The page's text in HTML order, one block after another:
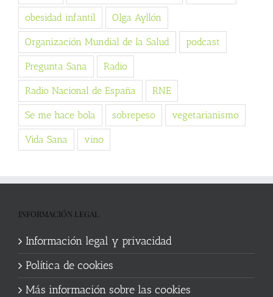
obesidad infantil Olga Ayllón
Organización Mundial de la Salud podcast
Pregunta Sana Radio
Radio Nacional de España RNE
Se me hace bola sobrepeso vegetarianismo
Vida Sana vino
INFORMACIÓN LEGAL
Información legal y privacidad
Política de cookies
Más información sobre las cookies